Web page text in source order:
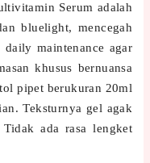
Serum adalah
bluelight, mencegah
maintenance agar
khusus bernuansa
pipet berukuran 20ml
Teksturnya gel agak
ada rasa lengket